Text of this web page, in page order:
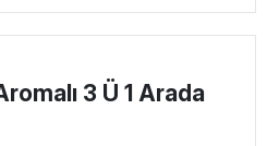
3 Ü 1 Arada